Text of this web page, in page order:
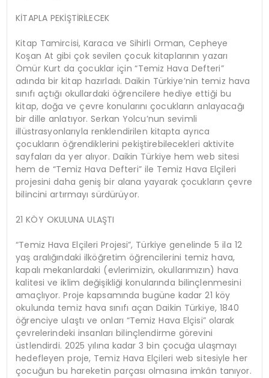
KİTAPLA PEKİŞTİRİLECEK
Kitap Tamircisi, Karaca ve Sihirli Orman, Cepheye
Koşan At gibi çok sevilen çocuk kitaplarının yazarı
Ömür Kurt da çocuklar için “Temiz Hava Defteri”
adında bir kitap hazırladı. Daikin Türkiye’nin temiz hava
sınıfı açtığı okullardaki öğrencilere hediye ettiği bu
kitap, doğa ve çevre konularını çocukların anlayacağı
bir dille anlatıyor. Serkan Yolcu’nun sevimli
illüstrasyonlarıyla renklendirilen kitapta ayrıca
çocukların öğrendiklerini pekiştirebilecekleri aktivite
sayfaları da yer alıyor. Daikin Türkiye hem web sitesi
hem de “Temiz Hava Defteri” ile Temiz Hava Elçileri
projesini daha geniş bir alana yayarak çocukların çevre
bilincini artırmayı sürdürüyor.
21 KÖY OKULUNA ULAŞTI
“Temiz Hava Elçileri Projesi”, Türkiye genelinde 5 ila 12
yaş aralığındaki ilköğretim öğrencilerini temiz hava,
kapalı mekanlardaki (evlerimizin, okullarımızın) hava
kalitesi ve iklim değişikliği konularında bilinçlenmesini
amaçlıyor. Proje kapsamında bugüne kadar 21 köy
okulunda temiz hava sınıfı açan Daikin Türkiye, 1840
öğrenciye ulaştı ve onları “Temiz Hava Elçisi” olarak
çevrelerindeki insanları bilinçlendirme görevini
üstlendirdi. 2025 yılına kadar 3 bin çocuğa ulaşmayı
hedefleyen proje, Temiz Hava Elçileri web sitesiyle her
çocuğun bu hareketin parçası olmasına imkân tanıyor.